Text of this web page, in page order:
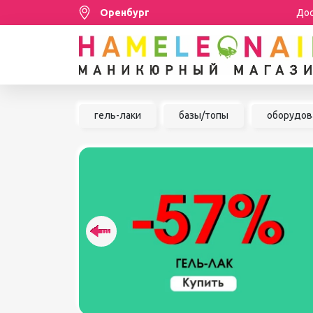
Оренбург
Распродажа
ШУГАРИНГ/ДЕПИЛЯЦИЯ
УХОД
АКСЕССУАРЫ
гель-лаки базы/топы